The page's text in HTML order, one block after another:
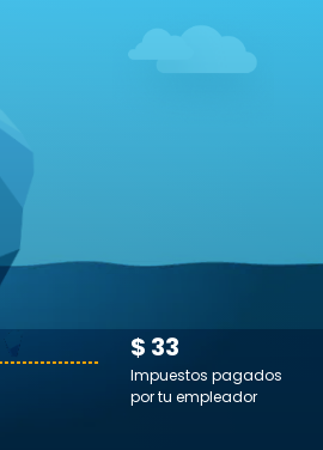
$ 33
Impuestos pagados
por tu empleador